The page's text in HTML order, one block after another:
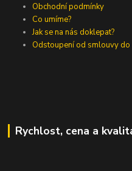
Obchodní podmínky
Co umíme?
Jak se na nás doklepat?
Odstoupení od smlouvy
Rychlost, cena a